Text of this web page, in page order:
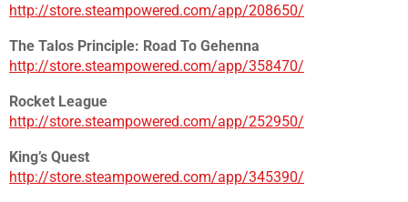
http://store.steampowered.com/app/208650/
The Talos Principle: Road To Gehenna
http://store.steampowered.com/app/358470/
Rocket League
http://store.steampowered.com/app/252950/
King’s Quest
http://store.steampowered.com/app/345390/